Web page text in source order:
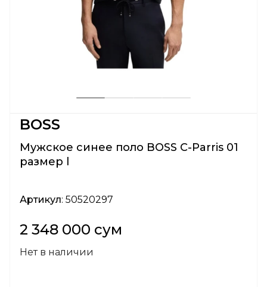
BOSS
Мужское синее поло BOSS C-Parris 01
размер l
Артикул: 50520297
2 348 000 сум
Нет в наличии